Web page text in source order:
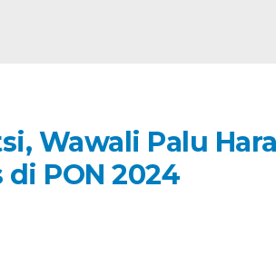
Wawali Palu
PON 2024